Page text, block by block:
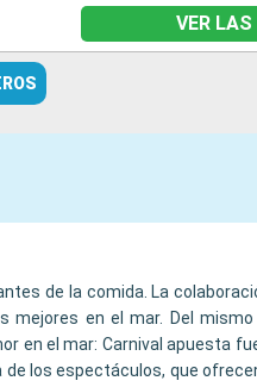
VER
de la comida. La
mejores en el mar. Del
en el mar: Carnival apuesta
los espectáculos, que